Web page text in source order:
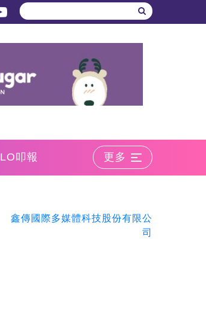
LO叩報
更多
鑫傳國際多媒體科技股份有限公
司